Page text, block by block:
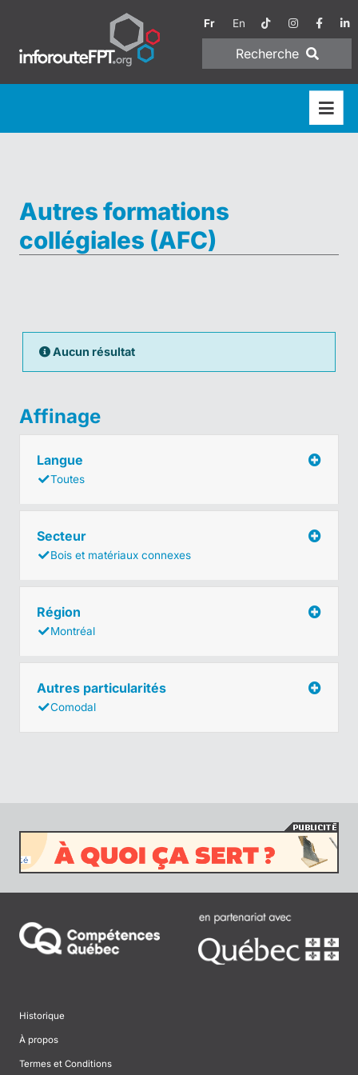
Fr En
Recherche
Autres formations
collégiales (AFC)
Aucun résultat
Affinage
Langue
Toutes
Secteur
Bois et matériaux connexes
Région
Montréal
Autres particularités
Comodal
Historique
À propos
Termes et Conditions